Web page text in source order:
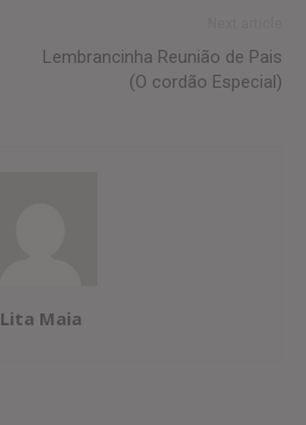
Lembrancinha Reunião de Pais
(O cordão Especial)
Lita Maia